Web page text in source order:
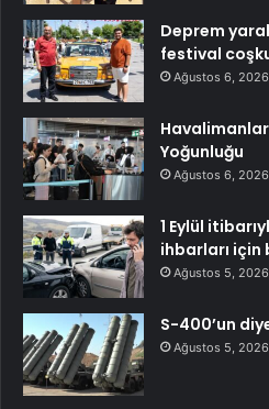
Deprem
festival
Ağustos 6, 2026
Yoğunluğu
Ağustos 6, 2026
1 Eylül
ihbarları
Ağustos 5, 2026
S-400’un
Ağustos 5, 2026